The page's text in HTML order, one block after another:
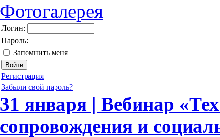
Фотогалерея
Логин:
Пароль:
Запомнить меня
Регистрация
Забыли свой пароль?
31 января | Вебинар
сопровождения и